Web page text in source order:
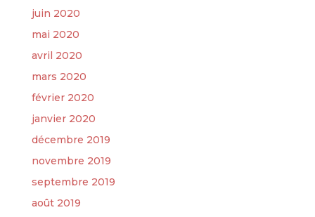
juin 2020
mai 2020
avril 2020
mars 2020
février 2020
janvier 2020
décembre 2019
novembre 2019
septembre 2019
août 2019